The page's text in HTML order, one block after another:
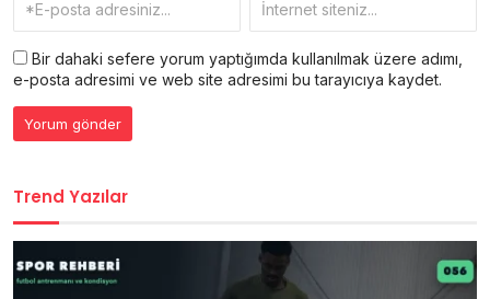
Bir dahaki sefere yorum yaptığımda kullanılmak üzere adımı,
e-posta adresimi ve web site adresimi bu tarayıcıya kaydet.
Trend Yazılar